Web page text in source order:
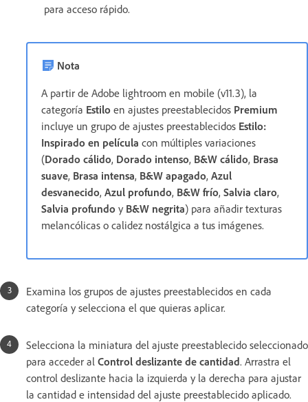
para acceso rápido.
Nota
A partir de Adobe lightroom en mobile (v11.3), la
categoría Estilo en ajustes preestablecidos Premium
incluye un grupo de ajustes preestablecidos Estilo:
Inspirado en película con múltiples variaciones
(Dorado cálido, Dorado intenso, B&W cálido, Brasa
suave, Brasa intensa, B&W apagado, Azul
desvanecido, Azul profundo, B&W frío, Salvia claro,
Salvia profundo y B&W negrita) para añadir texturas
melancólicas o calidez nostálgica a tus imágenes.
Examina los grupos de ajustes preestablecidos en cada
categoría y selecciona el que quieras aplicar.
Selecciona la miniatura del ajuste preestablecido seleccionado
para acceder al Control deslizante de cantidad. Arrastra el
control deslizante hacia la izquierda y la derecha para ajustar
la cantidad e intensidad del ajuste preestablecido aplicado.